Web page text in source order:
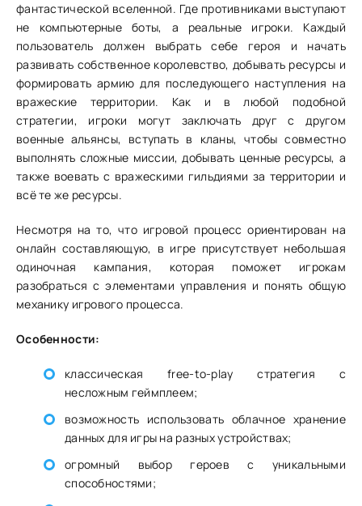
фантастической вселенной. Где противниками выступают
не компьютерные боты, а реальные игроки. Каждый
пользователь должен выбрать себе героя и начать
развивать собственное королевство, добывать ресурсы и
формировать армию для последующего наступления на
вражеские территории. Как и в любой подобной
стратегии, игроки могут заключать друг с другом
военные альянсы, вступать в кланы, чтобы совместно
выполнять сложные миссии, добывать ценные ресурсы, а
также воевать с вражескими гильдиями за территории и
всё те же ресурсы.
Несмотря на то, что игровой процесс ориентирован на
онлайн составляющую, в игре присутствует небольшая
одиночная кампания, которая поможет игрокам
разобраться с элементами управления и понять общую
механику игрового процесса.
Особенности:
классическая free-to-play стратегия с
несложным геймплеем;
возможность использовать облачное хранение
данных для игры на разных устройствах;
огромный выбор героев с уникальными
способностями;